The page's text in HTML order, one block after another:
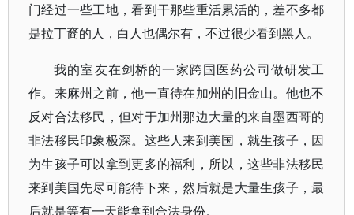
门经过一些工地，看到干那些重活累活的，差不多都
是拉丁裔的人，白人也偶尔有，不过很少看到黑人。
我的室友在剑桥的一家跨国医药公司做研发工
作。来麻州之前，他一直待在加州的旧金山。他也不
反对合法移民，但对于加州那边大量的来自墨西哥的
非法移民印象极深。这些人来到美国，就生孩子，因
为生孩子可以拿到更多的福利，所以，这些非法移民
来到美国先尽可能待下来，然后就是大量生孩子，最
后就是等有一天能拿到合法身份。